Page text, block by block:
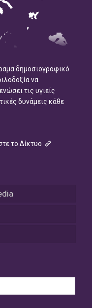
δημοσιογραφικό
να
τις υγιείς
δυνάμεις κάθε
το Δίκτυο